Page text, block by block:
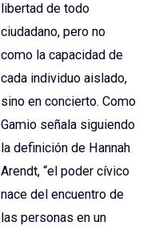
libertad de todo
ciudadano, pero no
como la capacidad de
cada individuo aislado,
sino en concierto. Como
Gamio señala siguiendo
la definición de Hannah
Arendt, “el poder cívico
nace del encuentro de
las personas en un